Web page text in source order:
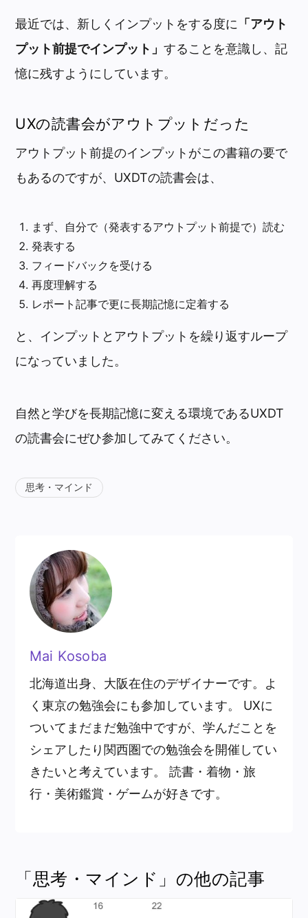
最近では、新しくインプットをする度に 「アウト
プット前提でインプット」することを意識し、記
憶に残すようにしています。
UXの読書会がアウトプットだった
アウトプット前提のインプットがこの書籍の要で
もあるのですが、UXDTの読書会は、
まず、自分で（発表するアウトプット前提で）読む
発表する
フィードバックを受ける
再度理解する
レポート記事で更に長期記憶に定着する
と、インプットとアウトプットを繰り返すループ
になっていました。
自然と学びを長期記憶に変える環境であるUXDT
の読書会にぜひ参加してみてください。
思考・マインド
Mai Kosoba
北海道出身、大阪在住のデザイナーです。よ
く東京の勉強会にも参加しています。 UXに
ついてまだまだ勉強中ですが、学んだことを
シェアしたり関西圏での勉強会を開催してい
きたいと考えています。 読書・着物・旅
行・美術鑑賞・ゲームが好きです。
「思考・マインド」の他の記事